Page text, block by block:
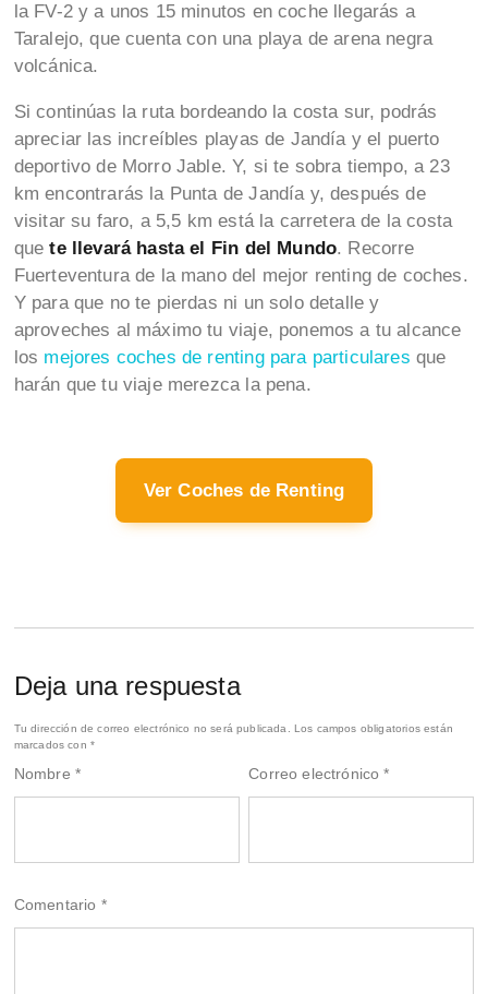
la FV-2 y a unos 15 minutos en coche llegarás a
Taralejo, que cuenta con una playa de arena negra
volcánica.
Si continúas la ruta bordeando la costa sur, podrás
apreciar las increíbles playas de Jandía y el puerto
deportivo de Morro Jable. Y, si te sobra tiempo, a 23
km encontrarás la Punta de Jandía y, después de
visitar su faro, a 5,5 km está la carretera de la costa
que te llevará hasta el Fin del Mundo. Recorre
Fuerteventura de la mano del mejor renting de coches.
Y para que no te pierdas ni un solo detalle y
aproveches al máximo tu viaje, ponemos a tu alcance
los mejores coches de renting para particulares que
harán que tu viaje merezca la pena.
Ver Coches de Renting
Deja una respuesta
Tu dirección de correo electrónico no será publicada.
Los campos obligatorios están
marcados con *
Nombre * Correo electrónico*
Comentario *